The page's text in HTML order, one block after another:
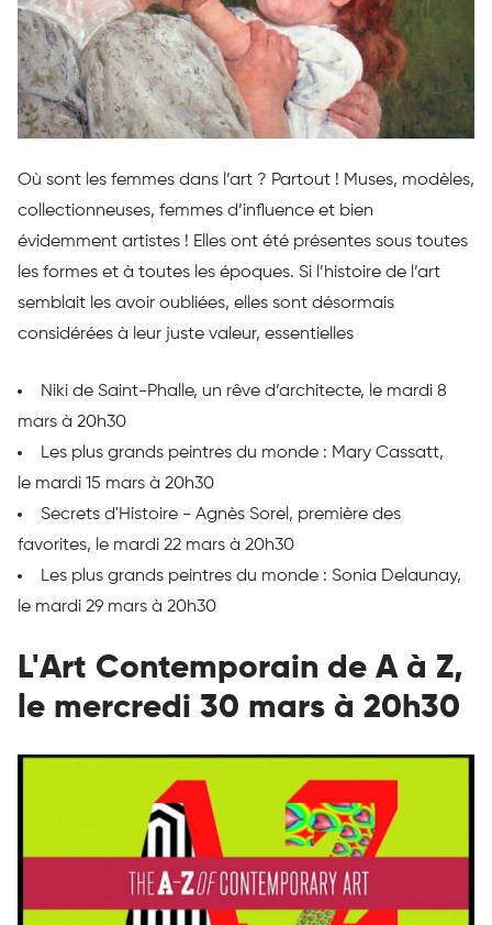
Où sont les femmes dans l’art ? Partout ! Muses, modèles,
collectionneuses, femmes d’influence et bien
évidemment artistes ! Elles ont été présentes sous toutes
les formes et à toutes les époques. Si l’histoire de l’art
semblait les avoir oubliées, elles sont désormais
considérées à leur juste valeur, essentielles
Niki de Saint-Phalle, un rêve d’architecte, le mardi 8
mars à 20h30
Les plus grands peintres du monde : Mary Cassatt,
le mardi 15 mars à 20h30
Secrets d'Histoire - Agnès Sorel, première des
favorites, le mardi 22 mars à 20h30
Les plus grands peintres du monde : Sonia Delaunay,
le mardi 29 mars à 20h30
L'Art Contemporain de A à Z,
le mercredi 30 mars à 20h30